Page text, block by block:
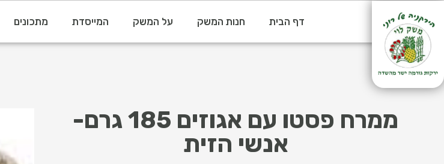
דף הבית חנות המשק על המשק המייסדת מתכונים
ממרח פסטו עם אגוזים 185 גרם-
אנשי הזית